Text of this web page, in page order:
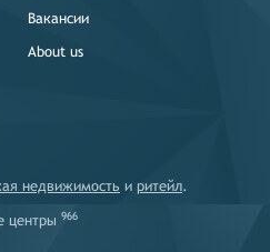
Вакансии
About us
недвижимость и ритейл.
центры 966